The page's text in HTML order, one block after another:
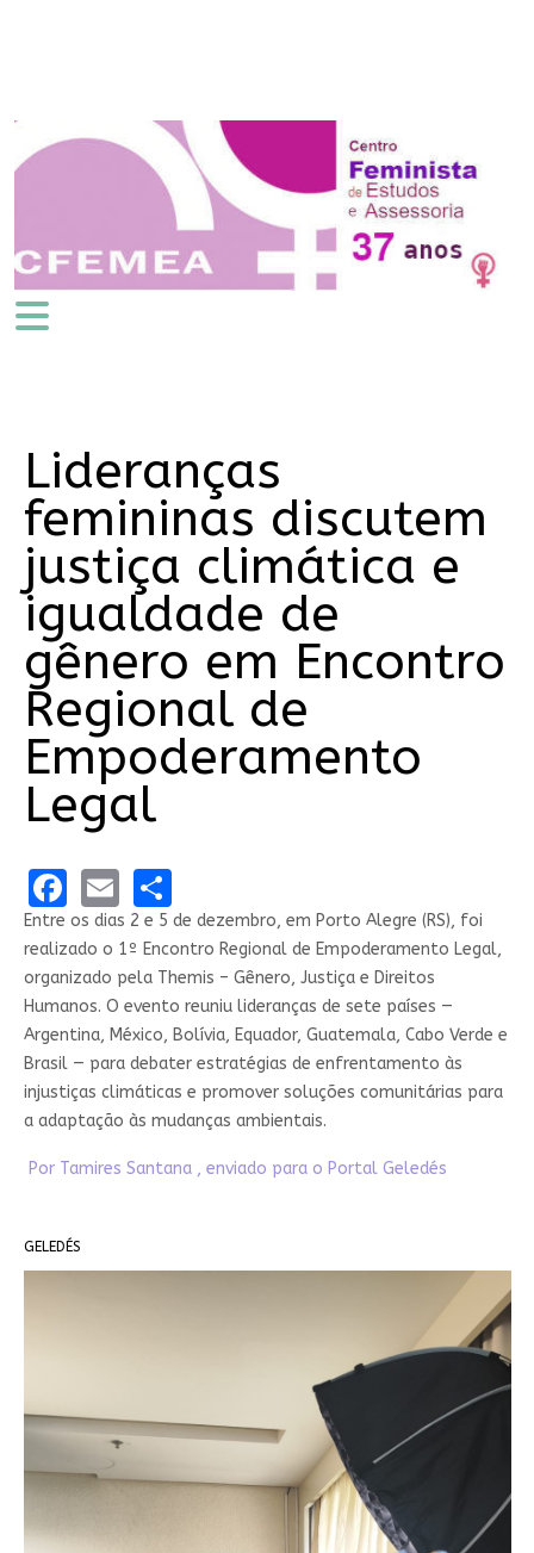
Lideranças
femininas discutem
justiça climática e
igualdade de
gênero em Encontro
Regional de
Empoderamento
Legal
Facebook
EmailShare
Entre os dias 2 e 5 de dezembro, em Porto Alegre (RS), foi
realizado o 1º Encontro Regional de Empoderamento Legal,
organizado pela Themis – Gênero, Justiça e Direitos
Humanos. O evento reuniu lideranças de sete países —
Argentina, México, Bolívia, Equador, Guatemala, Cabo Verde e
Brasil — para debater estratégias de enfrentamento às
injustiças climáticas e promover soluções comunitárias para
a adaptação às mudanças ambientais.
Por Tamires Santana , enviado para o Portal Geledés
GELEDÉS